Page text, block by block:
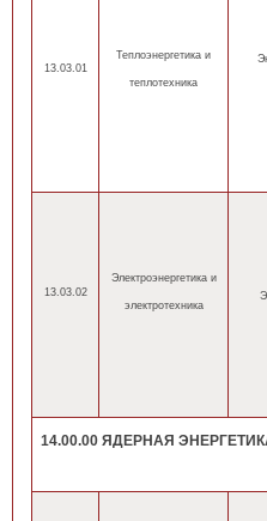
13.03.01
Теплоэнергетика и
теплотехника
13.03.02
Электроэнергетика и
электротехника
14.00.00 ЯДЕРНАЯ